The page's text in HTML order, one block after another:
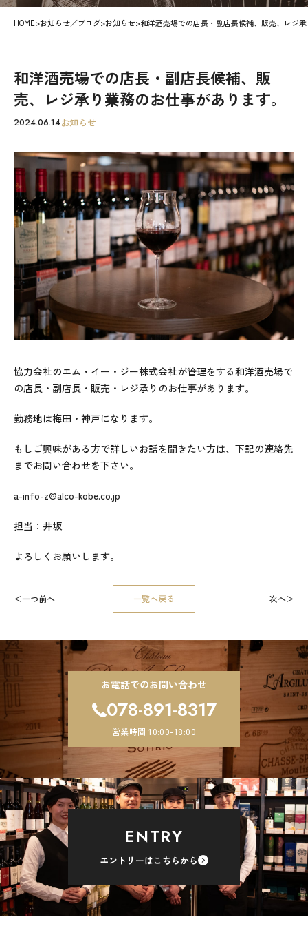
HOME>お知らせ／ブログ>お知らせ>和洋酒売場での店長・副店長候補、販売、レジ
和洋酒売場での店長・副店長候補、販
売、レジ承り業務のお仕事があります。
2024.06.14お知らせ
協力会社のエム・イー・ジー株式会社が管理をする和洋酒売場で
の店長・副店長・販売・レジ承りのお仕事があります。
勤務地は梅田・神戸になります。
もしご興味がある方で詳しいお話を聞きたい方は、下記の連絡先
までお問い合わせを下さい。
a-info-z@alco-kobe.co.jp
担当：井坂
よろしくお願いします。
稿
ビ
ゲ
ー
シ
ン
一つ前へ 次へ
一覧へ戻る
お電話でのお問い合わせ
078-891-8317
営業時間 10:00-18:00
ENTRY
エントリーはこちらから